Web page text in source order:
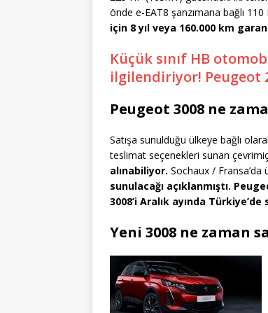
önde e-EAT8 şanzımana bağlı
için 8 yıl veya 160.000 km
Küçük sınıf HB
ilgilendiriyor! Peugeot
Peugeot 3008 ne
Satışa sunulduğu ülkeye bağlı
teslimat seçenekleri sunan
alınabiliyor. Sochaux /
sunulacağı açıklanmıştı.
3008’i Aralık ayında
Yeni 3008 ne zaman